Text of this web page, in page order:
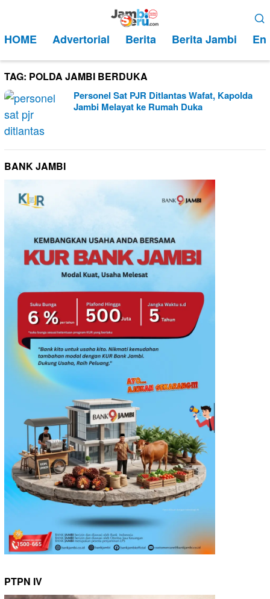
kontenMobile
HOME Advertorial Berita Berita Jambi
TAG: POLDA JAMBI BERDUKA
Personel Sat PJR Ditlantas Wafat, Kapolda
Jambi Melayat ke Rumah Duka
BANK JAMBI
PTPN IV